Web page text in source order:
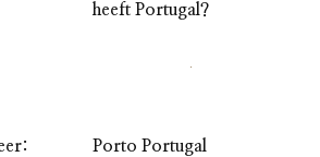
heeft Portugal?
Porto Portugal